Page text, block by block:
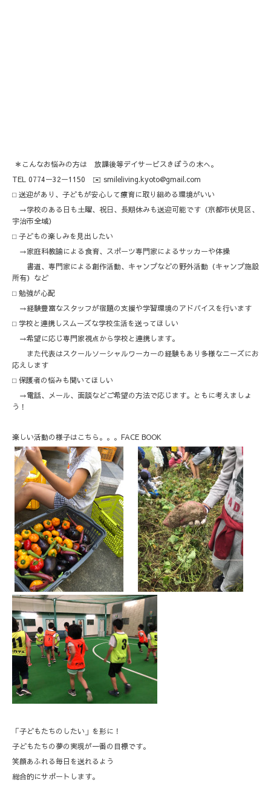
＊こんなお悩みの方は 放課後等デイサービスきぼうの木へ。
TEL 0774ー32ー1150 ✉️ smileliving.kyoto@gmail.com
⬜︎ 送迎があり、子どもが安心して療育に取り組める環境がいい
→学校のある日も土曜、祝日、長期休みも送迎可能です（京都市伏見区、
宇治市全域）
⬜︎ 子どもの楽しみを見出したい
→家庭科教諭による食育、スポーツ専門家によるサッカーや体操
書道、専門家による創作活動、キャンプなどの野外活動（キャンプ施設
所有）など
⬜︎ 勉強が心配
→経験豊富なスタッフが宿題の支援や学習環境のアドバイスを行います
⬜︎ 学校と連携しスムーズな学校生活を送ってほしい
→希望に応じ専門家視点から学校と連携します。
また代表はスクールソーシャルワーカーの経験もあり多様なニーズにお
応えします
⬜︎ 保護者の悩みも聞いてほしい
→電話、メール、面談などご希望の方法で応じます。ともに考えましょ
う！
楽しい活動の様子はこちら。。。 FACE BOOK
「子どもたちのしたい」を形に！
子どもたちの夢の実現が一番の目標です。
笑顔あふれる毎日を送れるよう
総合的にサポートします。